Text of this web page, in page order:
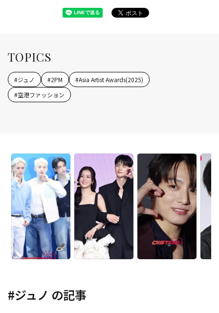
TOPICS
#ジュノ #2PM #Asia Artist Awards(2025)
#空港ファッション
#ジュノ の記事